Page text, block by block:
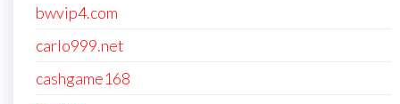
bwvip4.com
carlo999.net
cashgame168